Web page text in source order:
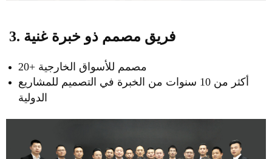
3. فريق مصمم ذو خبرة غنية
20+ مصمم للأسواق الخارجية
أكثر من 10 سنوات من الخبرة في التصميم للمشاريع